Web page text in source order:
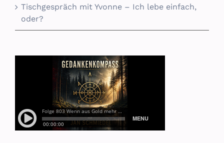
Tischgespräch mit Yvonne – Ich lebe einfach,
oder?